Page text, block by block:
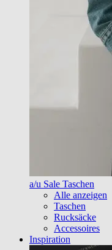
a/u Sale Taschen
Alle anzeigen
Taschen
Rucksäcke
Accessoires
Inspiration